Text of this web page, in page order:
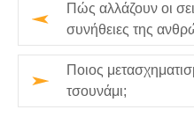
Πώς αλλάζουν οι
συνήθειες της
Ποιος
τσουνάμι;